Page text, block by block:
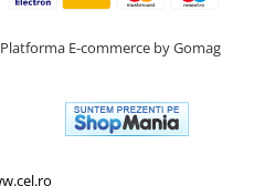
Platforma E-commerce by Gomag